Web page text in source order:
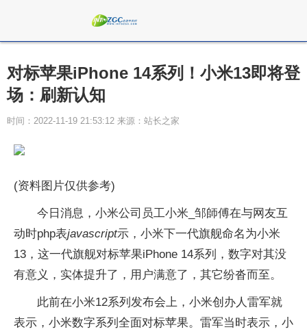
对标苹果iPhone 14系列！小米13即将登
场：刷新认知
时间：2022-11-19 21:53:12 来源：站长之家
(资料图片仅供参考)
今日消息，小米公司员工小米_邹師傅在与网友互
动时php表javascript示，小米下一代旗舰命名为小米
13，这一代旗舰对标苹果iPhone 14系列，数字对其没
有意义，实体提升了，用户满意了，其它纷沓而至。
此前在小米12系列发布会上，小米创办人雷军就
表示，小米数字系列全面对标苹果。雷军当时表示，小